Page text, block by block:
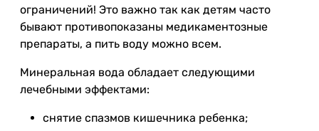
ограничений! Это важно так как детям часто
бывают противопоказаны медикаментозные
препараты, а пить воду можно всем.
Минеральная вода обладает следующими
лечебными эффектами:
снятие спазмов кишечника ребенка;